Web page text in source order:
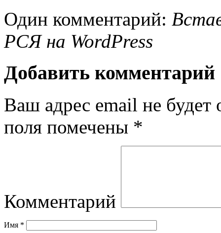
Один комментарий:
РСЯ на WordPress
Добавить комментарий
Ваш адрес email не будет
поля помечены *
Комментарий
Имя *